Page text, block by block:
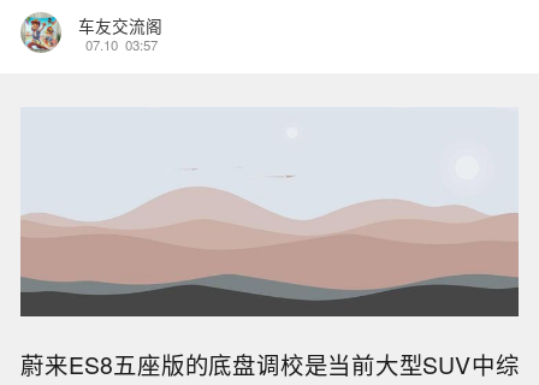
车友交流阁
07.10 03:57
蔚来ES8五座版的底盘调校是当前大型SUV中综